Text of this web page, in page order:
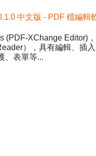
中文版 - PDF 檔編輯
(PDF-XChange Editor)
），具有編輯、插
、表單等...